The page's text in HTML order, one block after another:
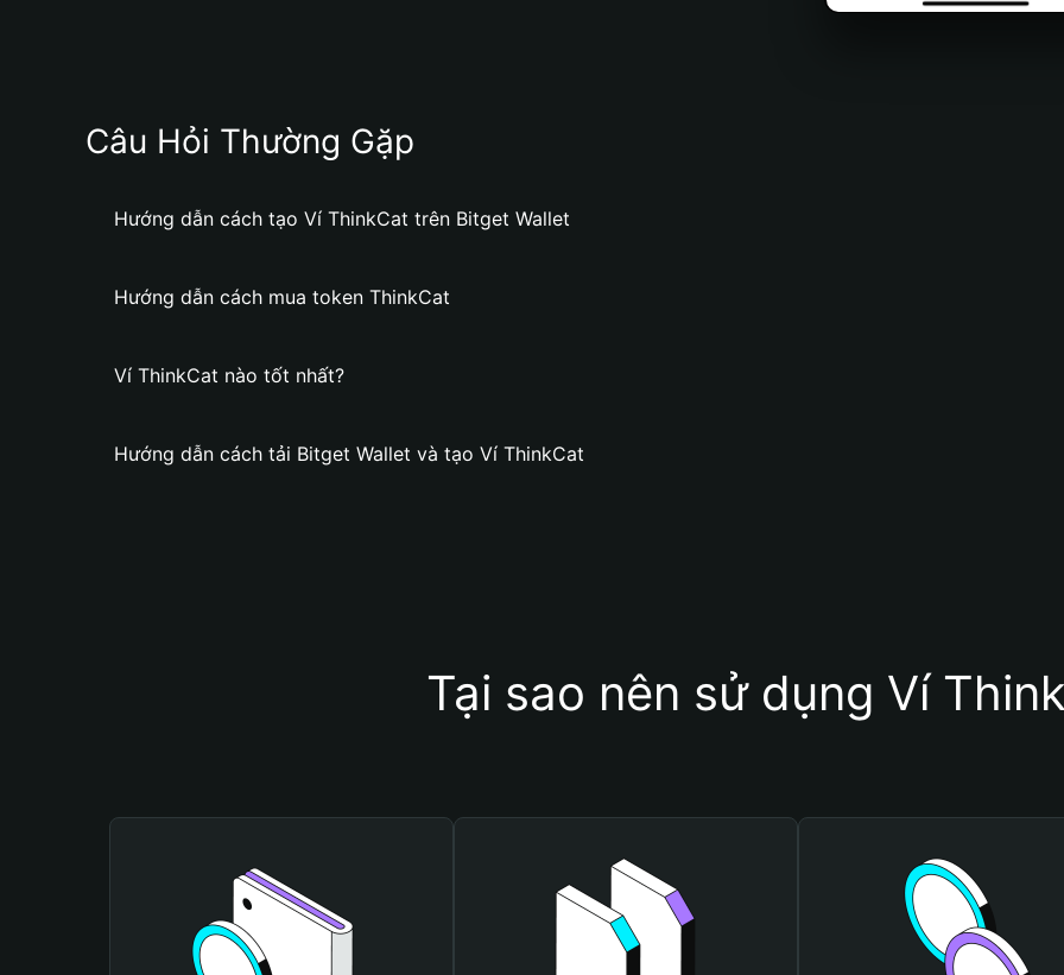
Câu Hỏi Thường Gặp
Hướng dẫn cách tạo Ví ThinkCat trên Bitget Wallet
Hướng dẫn cách mua token ThinkCat
Ví ThinkCat nào tốt nhất?
Hướng dẫn cách tải Bitget Wallet và tạo Ví ThinkCat
Tại sao nên sử dụng Ví